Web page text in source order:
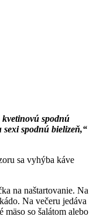
spodnú
spodnú bielizeň,“
sa vyhýba káve
na naštartovanie. Na
Na večeru jedáva
​​mäso so šalátom alebo